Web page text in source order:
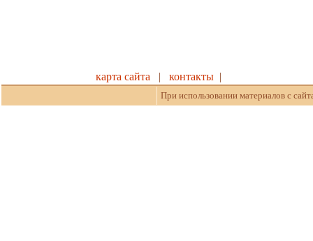
карта сайта | контакты |
При использовании материалов с